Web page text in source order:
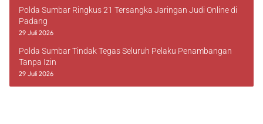
Polda Sumbar Ringkus 21 Tersangka Jaringan Judi Online di
Padang
29 Juli 2026
Polda Sumbar Tindak Tegas Seluruh Pelaku Penambangan
Tanpa Izin
29 Juli 2026